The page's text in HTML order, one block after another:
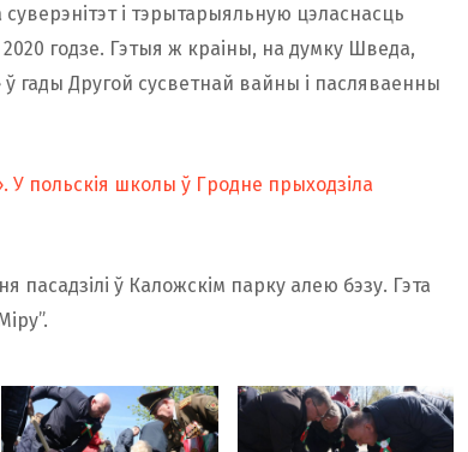
і тэрытарыяльную цэласнасць
2020 годзе. Гэтыя ж краіны, на думку Шведа,
гады Другой сусветнай вайны і пасляваенны
У польскія школы ў Гродне прыходзіла
пасадзілі ў Каложскім парку алею бэзу. Гэта